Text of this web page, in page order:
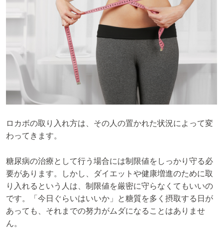
ロカボの取り入れ方は、その人の置かれた状況によって変
わってきます。
糖尿病の治療として行う場合には制限値をしっかり守る必
要があります。しかし、ダイエットや健康増進のために取
り入れるという人は、制限値を厳密に守らなくてもいいの
です。「今日ぐらいはいいか」と糖質を多く摂取する日が
あっても、それまでの努力がムダになることはありませ
ん。